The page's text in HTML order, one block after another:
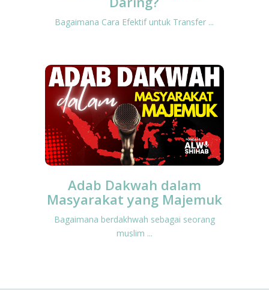
Bagaimana Cara Efektif untuk Transfer ...
Adab Dakwah dalam
Masyarakat yang Majemuk
Bagaimana berdakhwah sebagai seorang
muslim ...